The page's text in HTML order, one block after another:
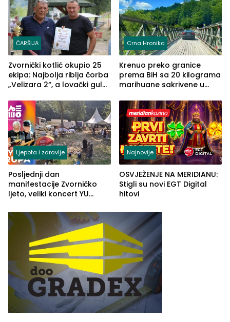
ČARŠIJA
Zvornički kotlić okupio 25
ekipa: Najbolja riblja čorba
„Velizara 2“, a lovački gulaš
Crna Hronika
Krenuo preko granice
prema BiH sa 20 kilograma
marihuane sakrivene u
Ljepota i zdravlje
Posljednji dan
manifestacije Zvorničko
ljeto, veliki koncert YU
ove godine
Najnovije
OSVJEŽENJE NA MERIDIANU:
Stigli su novi EGT Digital
hitovi